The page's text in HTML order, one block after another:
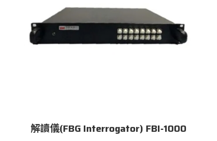
解讀儀(FBG Interrogator) FBI-1000